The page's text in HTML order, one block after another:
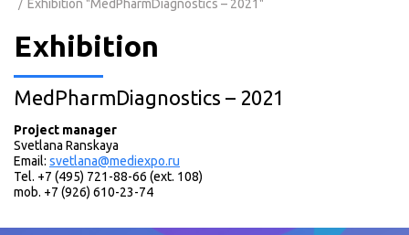
Exhibition "MedPharmDiagnostics – 2021"
Exhibition
MedPharmDiagnostics – 2021
Project manager
Svetlana Ranskaya
Email: svetlana@mediexpo.ru
Tel. +7 (495) 721-88-66 (ext. 108)
mob. +7 (926) 610-23-74